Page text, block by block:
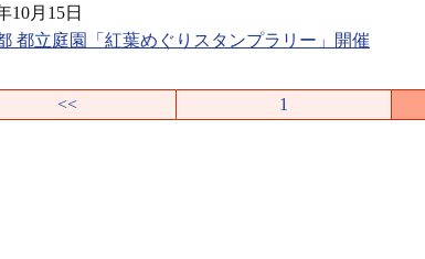
10月15日
都立庭園「紅葉めぐりスタンプラリー」開催
<< 1